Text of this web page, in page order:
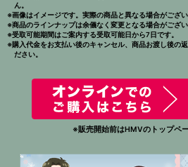
ん。
※画像はイメージです。実際の商品と異なる場合がござい
※商品のラインナップは余儀なく変更となる場合がござ
※受取可能期間はご案内する受取可能日から7日です。
※購入代金をお支払い後のキャンセル、商品お渡し後の
ださい。
※販売開始前はHMVのトップペー